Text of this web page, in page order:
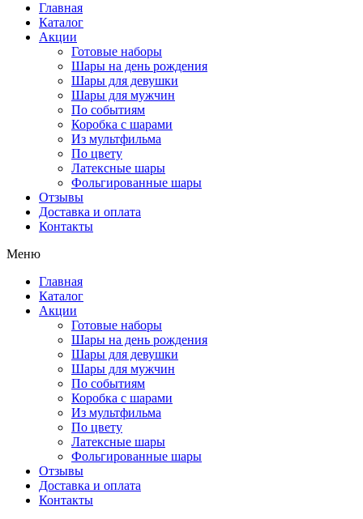
Главная
Каталог
Акции
Готовые наборы
Шары на день рождения
Шары для девушки
Шары для мужчин
По событиям
Коробка с шарами
Из мультфильма
По цвету
Латексные шары
Фольгированные шары
Отзывы
Доставка и оплата
Контакты
Меню
Главная
Каталог
Акции
Готовые наборы
Шары на день рождения
Шары для девушки
Шары для мужчин
По событиям
Коробка с шарами
Из мультфильма
По цвету
Латексные шары
Фольгированные шары
Отзывы
Доставка и оплата
Контакты